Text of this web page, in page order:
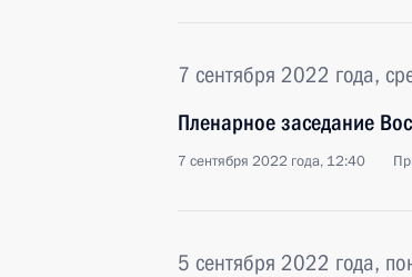
7 сентября 2022 года,
Пленарное заседание
7 сентября 2022 года, 12:40
5 сентября 2022 года,